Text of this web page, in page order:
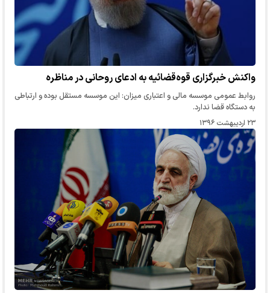
واکنش خبرگزاری قوه‌قضائیه به ادعای روحانی در مناظره
روابط عمومی موسسه مالی و اعتباری میزان: این موسسه مستقل بوده و ارتباطی
به دستگاه قضا ندارد.
۲۳ اردیبهشت ۱۳۹۶